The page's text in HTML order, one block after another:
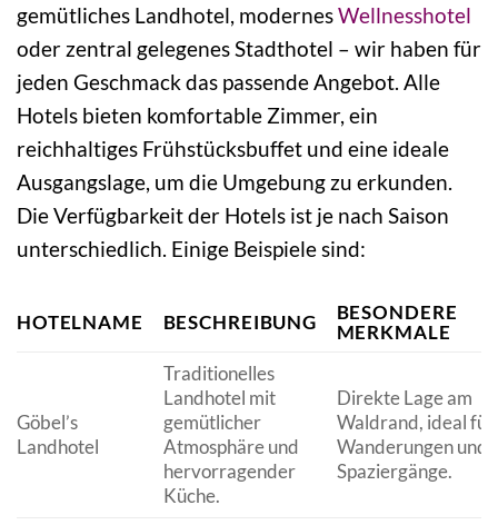
gemütliches Landhotel, modernesWellnesshotel
oder zentral gelegenes Stadthotel – wir haben für
jeden Geschmack das passende Angebot. Alle
Hotels bieten komfortable Zimmer, ein
reichhaltiges Frühstücksbuffet und eine ideale
Ausgangslage, um die Umgebung zu erkunden.
Die Verfügbarkeit der Hotels ist je nach Saison
unterschiedlich. Einige Beispiele sind:
HOTELNAME BESCHREIBUNG
BESONDERE
MERKMALE
Göbel’s
Landhotel
Traditionelles
Landhotel mit
gemütlicher
Atmosphäre und
hervorragender
Küche.
Direkte Lage am
Waldrand, ideal für
Wanderungen und
Spaziergänge.